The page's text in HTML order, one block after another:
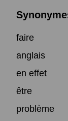
faire
anglais
en effet
être
problème